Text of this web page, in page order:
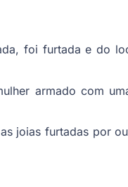
foi furtada e do
armado com
joias furtadas por